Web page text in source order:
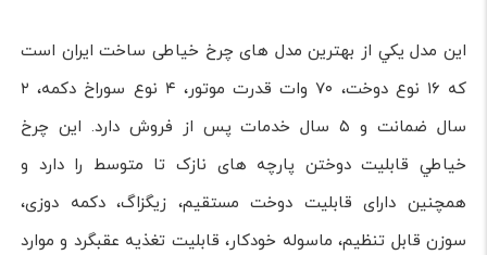
این مدل يکي از بهترین مدل های چرخ خیاطی ساخت ایران است
که ۱۶ نوع دوخت، ۷۰ وات قدرت موتور، ۴ نوع سوراخ دکمه، ۲
سال ضمانت و ۵ سال خدمات پس از فروش دارد. این چرخ
خياطي قابليت دوختن پارچه های نازک تا متوسط را دارد و
همچنین دارای قابلیت دوخت مستقیم، زیگزاگ، دکمه دوزی،
سوزن قابل تنظیم، ماسوله خودکار، قابليت تغذيه عقبگرد و موارد